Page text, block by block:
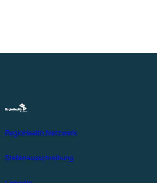
RegioHealth Netzwerk
Stellenausschreibung